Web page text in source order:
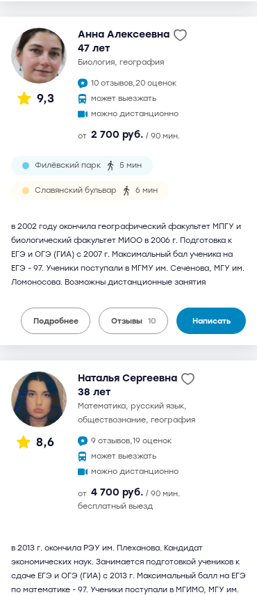
9,3
Анна Алексеевна
47 лет
биология, география
10 отзывов,20 оценок
может выезжать
можно дистанционно
от 2 700 руб. / 90 мин.
Филёвский парк 5 мин
Славянский бульвар 6 мин
в 2002 году окончила географический факультет МПГУ и
биологический факультет МИОО в 2006 г. Подготовка к
ЕГЭ и ОГЭ (ГИА) с 2007 г. Максимальный бал ученика на
ЕГЭ - 97. Ученики поступали в МГМУ им. Сеченова, МГУ им.
Ломоносова. Возможны дистанционные занятия
Подробнее Отзывы 10 Написать
8,6
Наталья Сергеевна
38 лет
математика, русский язык,
обществознание, география
9 отзывов,19 оценок
может выезжать
можно дистанционно
от 4 700 руб. / 90 мин.
бесплатный выезд
в 2013 г. окончила РЭУ им. Плеханова. Кандидат
экономических наук. Занимается подготовкой учеников к
сдаче ЕГЭ и ОГЭ (ГИА) с 2013 г. Максимальный балл на ЕГЭ
по математике - 97. Ученики поступали в МГИМО, МГУ им.